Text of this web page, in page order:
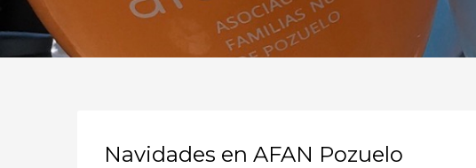
Navidades en AFAN Pozuelo